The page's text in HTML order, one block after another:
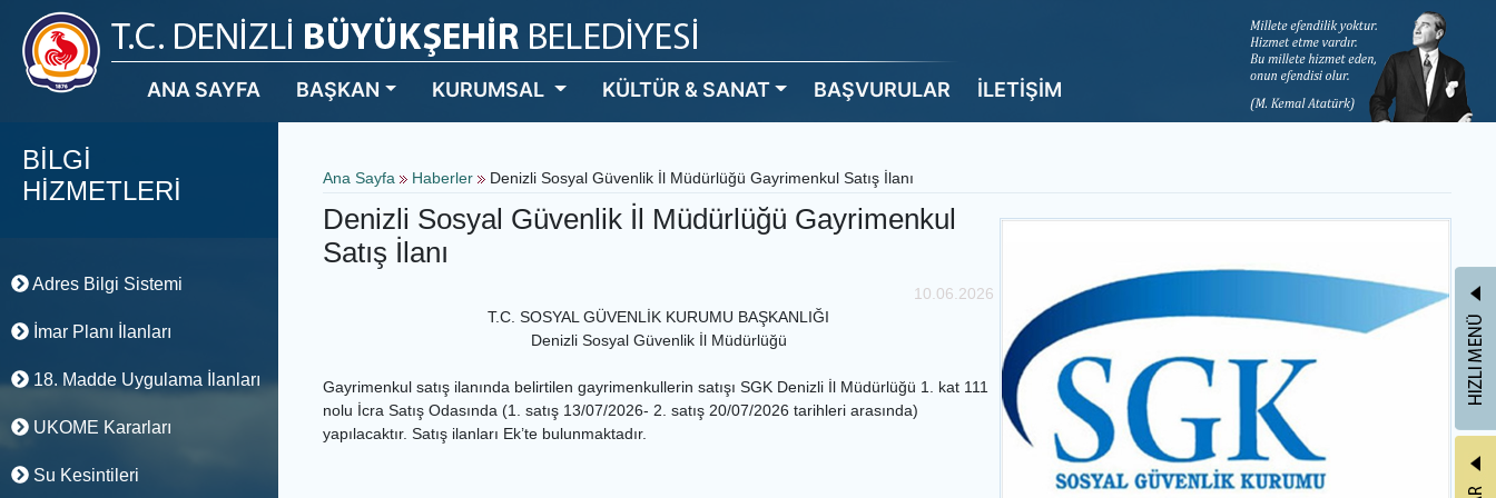
ANA SAYFA BAŞKAN KURUMSAL KÜLTÜR & SANAT BAŞVURULAR İLETİŞİM
BİLGİ
HİZMETLERİ
Adres Bilgi Sistemi
İmar Planı İlanları
18. Madde Uygulama İlanları
UKOME Kararları
Su Kesintileri
Ana Sayfa Haberler Denizli Sosyal Güvenlik İl Müdürlüğü Gayrimenkul Satış İlanı
Denizli Sosyal Güvenlik İl Müdürlüğü Gayrimenkul
Satış İlanı
10.06.2026
T.C. SOSYAL GÜVENLİK KURUMU BAŞKANLIĞI
Denizli Sosyal Güvenlik İl Müdürlüğü
Gayrimenkul satış ilanında belirtilen gayrimenkullerin satışı SGK Denizli İl Müdürlüğü 1. kat 111
nolu İcra Satış Odasında (1. satış 13/07/2026- 2. satış 20/07/2026 tarihleri arasında)
yapılacaktır. Satış ilanları Ek’te bulunmaktadır.